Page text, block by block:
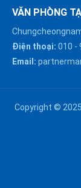
VĂN PHÒNG
Điện thoại: 010 -
Email:
Copyright © 2025